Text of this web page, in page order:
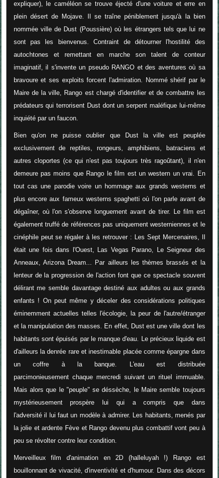
expliquer), le caméléon se trouve éjecté d'une voiture et erre en
plein désert de Mojave. Il se traîne péniblement jusqu'à la bien
nommée ville de Dust (Poussière) où les étrangers tels que lui ne
sont pas les bienvenus. Contraint de détourner l'hostilité des
autochtones et remettant en marche son talent de conteur
imaginatif, il s'invente un pseudo RANGO et des aventures où sa
bravoure et ses exploits forcent l'admiration. Nommé shérif par le
Maire de la ville, Rango est chargé d'identifier et de combattre les
prédateurs qui terrorisent Dust dont un serpent maléfique lui-même
inquiété par un faucon.
Bien qu'on ne puisse oublier que Dust la ville est peuplée
exclusivement dereptiles, rongeurs, amphibiens, batraciens et
autres cloportes (ce qui n'est pas toujours très ragoûtant), il n'en
demeure pas moins que Rango le film est un western un vrai. En
tout cas une parodie voire un hommage aux grands westerns et
plus encore aux fameux westerns spaghetti où l'on parle avant de
dégaîner, où l'on s'observe longuement avant de tirer. Le film est
également truffé de références pas uniquement westerniennes et le
cinéphile peut se régaler à les retrouver : Les Sept Mercenaires, Il
était une fois dans l'Ouest, Las Vegas Parano, Le Seigneur des
Anneaux, Arizona Dream... Par ailleurs les thèmes brassés et la
lenteur de la progression de l'action font que ce spectacle souvent
délirant me semble davantage destiné aux adultes ou aux grands
enfants ! On peut même y déceler des considérations politiques
éminemment actuelles telles l'écologie, la peur de l'autre/étranger
et la manipulation des masses. En effet, Dust est une ville dont les
habitants sont épuisés par le manque d'eau. Le précieux liquide est
d'ailleurs la denrée rare et inestimable placée comme épargne dans
un coffre à la banque. L'eau est distribuée
parcimonieusement chaque mercredi suivant un rituel immuable.
Mais alors que le "peuple" se déssèche, le Maire semble toujours
mystérieusement prospère lui qui a compris que dans
l'adversité il lui faut un modèle à admirer. Les habitants, menés par
la jolie et ardente Fève et Rango devenu plus combattif vont peu à
peu se révolter contre leur condition.
Merveilleux film d'animation en 2D (halleluyah !) Rango est
bouillonnant de vivacité, d'inventivité et d'humour. Dans des décors